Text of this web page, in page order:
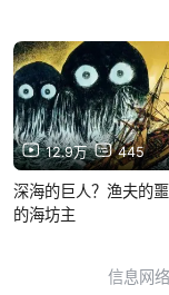
12.9万 445
深海的巨人？渔夫的
的海坊主
信息网